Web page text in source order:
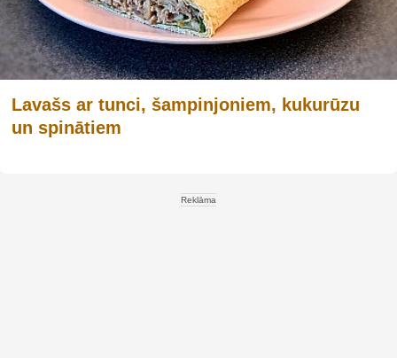
Lavašs ar tunci, šampinjoniem, kukurūzu
un spinātiem
Reklāma